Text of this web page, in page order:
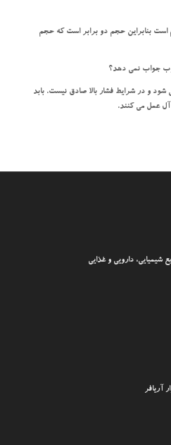
بنابراین حجم دو برابر است که حجم
شود و در شرایط فشار بالا صادق نیست. بابد
آل عمل می کنند.
شیمیایی، دارویی و غذایی
آریافر